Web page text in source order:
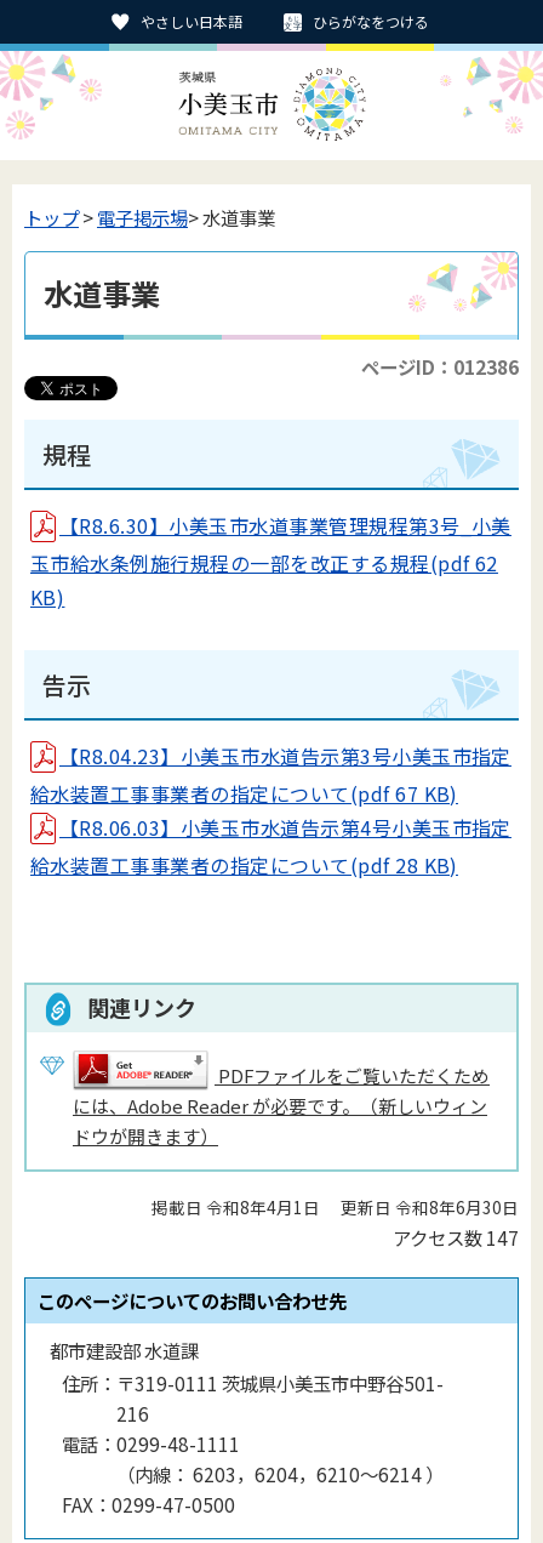
やさしい日本語 ひらがなをつける
トップ>電子掲示場> 水道事業
水道事業
ページID：012386
規程
【R8.6.30】小美玉市水道事業管理規程第3号_小美
玉市給水条例施行規程の一部を改正する規程(pdf 62
KB)
告示
【R8.04.23】小美玉市水道告示第3号小美玉市指定
給水装置工事事業者の指定について(pdf 67 KB)
【R8.06.03】小美玉市水道告示第4号小美玉市指定
給水装置工事事業者の指定について(pdf 28 KB)
関連リンク
PDFファイルをご覧いただくため
には、Adobe Reader が必要です。（新しいウィン
ドウが開きます）
掲載日 令和8年4月1日 更新日 令和8年6月30日
アクセス数147
このページについてのお問い合わせ先
都市建設部 水道課
住所： 〒319-0111 茨城県小美玉市中野谷501-
216
電話： 0299-48-1111
（内線 ： 6203，6204，6210〜6214）
FAX： 0299-47-0500